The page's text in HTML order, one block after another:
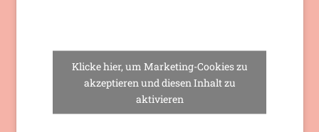
Klicke hier, um Marketing-Cookies zu
akzeptieren und diesen Inhalt zu
aktivieren